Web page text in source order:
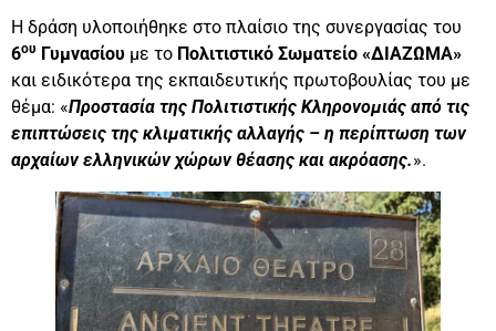
Η δράση υλοποιήθηκε στο πλαίσιο της συνεργασίας του
6ου Γυμνασίου με το Πολιτιστικό Σωματείο «ΔΙΑΖΩΜΑ»
και ειδικότερα της εκπαιδευτικής πρωτοβουλίας του με
θέμα: «Προστασία της Πολιτιστικής Κληρονομιάς από τις
επιπτώσεις της κλιματικής αλλαγής – η περίπτωση των
αρχαίων ελληνικών χώρων θέασης και ακρόασης.».